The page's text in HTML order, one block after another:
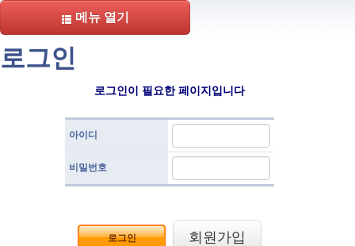
메뉴 열기
로그인
로그인이 필요한 페이지입니다
아이디
비밀번호
회원가입